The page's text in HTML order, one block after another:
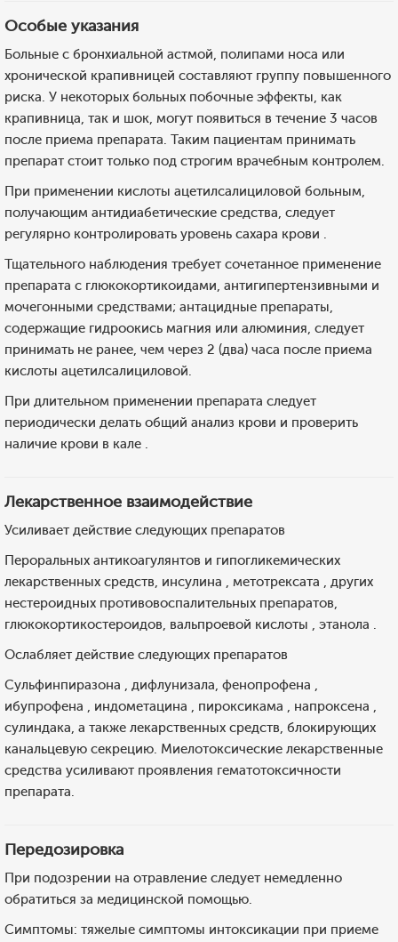
Особые указания
Больные с бронхиальной астмой, полипами носа или
хронической крапивницей составляют группу повышенного
риска. У некоторых больных побочные эффекты, как
крапивница, так и шок, могут появиться в течение 3 часов
после приема препарата. Таким пациентам принимать
препарат стоит только под строгим врачебным контролем.
При применении кислоты ацетилсалициловой больным,
получающим антидиабетические средства, следует
регулярно контролировать уровень сахара крови .
Тщательного наблюдения требует сочетанное применение
препарата с глюкокортикоидами, антигипертензивными и
мочегонными средствами; антацидные препараты,
содержащие гидроокись магния или алюминия, следует
принимать не ранее, чем через 2 (два) часа после приема
кислоты ацетилсалициловой.
При длительном применении препарата следует
периодически делать общий анализ крови и проверить
наличие крови в кале .
Лекарственное взаимодействие
Усиливает действие следующих препаратов
Пероральных антикоагулянтов и гипогликемических
лекарственных средств, инсулина , метотрексата , других
нестероидных противовоспалительных препаратов,
глюкокортикостероидов, вальпроевой кислоты , этанола .
Ослабляет действие следующих препаратов
Сульфинпиразона , дифлунизала, фенопрофена ,
ибупрофена , индометацина , пироксикама , напроксена ,
сулиндака, а также лекарственных средств, блокирующих
канальцевую секрецию. Миелотоксические лекарственные
средства усиливают проявления гематотоксичности
препарата.
Передозировка
При подозрении на отравление следует немедленно
обратиться за медицинской помощью.
Симптомы: тяжелые симптомы интоксикации при приеме